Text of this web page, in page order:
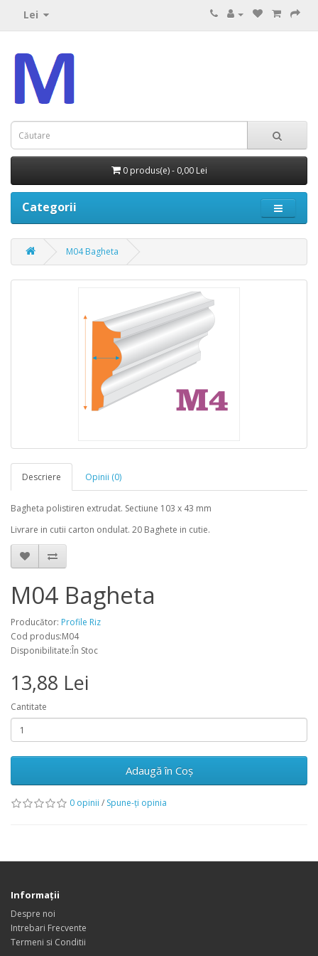
Lei
0 produs(e) - 0,00 Lei
Categorii
M04 Bagheta
Descriere Opinii (0)
Bagheta polistiren extrudat. Sectiune 103 x 43 mm
Livrare in cutii carton ondulat. 20 Baghete in cutie.
M04 Bagheta
Producător: Profile Riz
Cod produs:M04
Disponibilitate:În Stoc
13,88 Lei
Cantitate
Adaugă în Coş
0 opinii / Spune-ţi opinia
Informaţii
Despre noi
Intrebari Frecvente
Termeni si Conditii